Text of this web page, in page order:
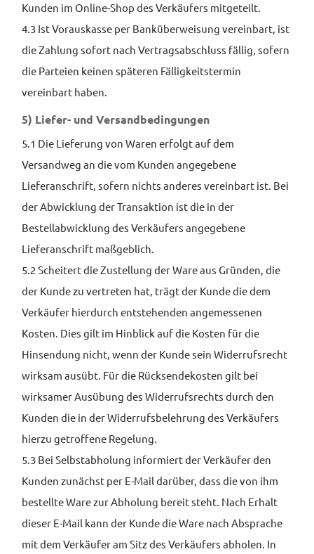
Kunden im Online-Shop des Verkäufers mitgeteilt.
4.3 Ist Vorauskasse per Banküberweisung vereinbart, ist
die Zahlung sofort nach Vertragsabschluss fällig, sofern
die Parteien keinen späteren Fälligkeitstermin
vereinbart haben.
5) Liefer- und Versand­bedingungen
5.1 Die Lieferung von Waren erfolgt auf dem
Versandweg an die vom Kunden angegebene
Lieferanschrift, sofern nichts anderes vereinbart ist. Bei
der Abwicklung der Transaktion ist die in der
Bestellabwicklung des Verkäufers angegebene
Lieferanschrift maßgeblich.
5.2 Scheitert die Zustellung der Ware aus Gründen, die
der Kunde zu vertreten hat, trägt der Kunde die dem
Verkäufer hierdurch entstehenden angemessenen
Kosten. Dies gilt im Hinblick auf die Kosten für die
Hinsendung nicht, wenn der Kunde sein Widerrufsrecht
wirksam ausübt. Für die Rücksendekosten gilt bei
wirksamer Ausübung des Widerrufsrechts durch den
Kunden die in der Widerrufsbelehrung des Verkäufers
hierzu getroffene Regelung.
5.3 Bei Selbstabholung informiert der Verkäufer den
Kunden zunächst per E-Mail darüber, dass die von ihm
bestellte Ware zur Abholung bereit steht. Nach Erhalt
dieser E-Mail kann der Kunde die Ware nach Absprache
mit dem Verkäufer am Sitz des Verkäufers abholen. In